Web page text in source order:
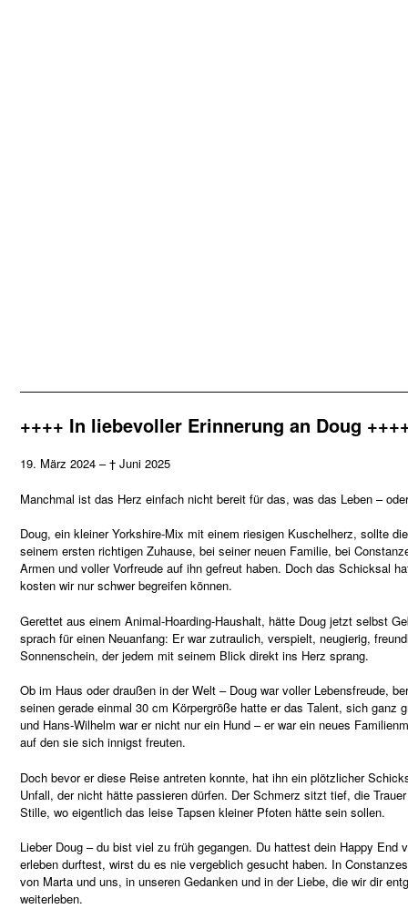
++++ In liebevoller Erinnerung an Doug
19. März 2024 – † Juni 2025
Manchmal ist das Herz einfach nicht bereit für das, was das Leben –
Doug, ein kleiner Yorkshire-Mix mit einem riesigen Kuschelherz, sollte
seinem ersten richtigen Zuhause, bei seiner neuen Familie, bei
Armen und voller Vorfreude auf ihn gefreut haben. Doch das Schicksal
kosten wir nur schwer begreifen können.
Gerettet aus einem Animal-Hoarding-Haushalt, hätte Doug jetzt selbst
sprach für einen Neuanfang: Er war zutraulich, verspielt, neugierig,
Sonnenschein, der jedem mit seinem Blick direkt ins Herz sprang.
Ob im Haus oder draußen in der Welt – Doug war voller Lebensfreude,
seinen gerade einmal 30 cm Körpergröße hatte er das Talent, sich ganz
und Hans-Wilhelm war er nicht nur ein Hund – er war ein neues
auf den sie sich innigst freuten.
Doch bevor er diese Reise antreten konnte, hat ihn ein plötzlicher
Unfall, der nicht hätte passieren dürfen. Der Schmerz sitzt tief, die
Stille, wo eigentlich das leise Tapsen kleiner Pfoten hätte sein sollen.
Lieber Doug – du bist viel zu früh gegangen. Du hattest dein Happy End
erleben durftest, wirst du es nie vergeblich gesucht haben. In
von Marta und uns, in unseren Gedanken und in der Liebe, die wir dir
weiterleben.